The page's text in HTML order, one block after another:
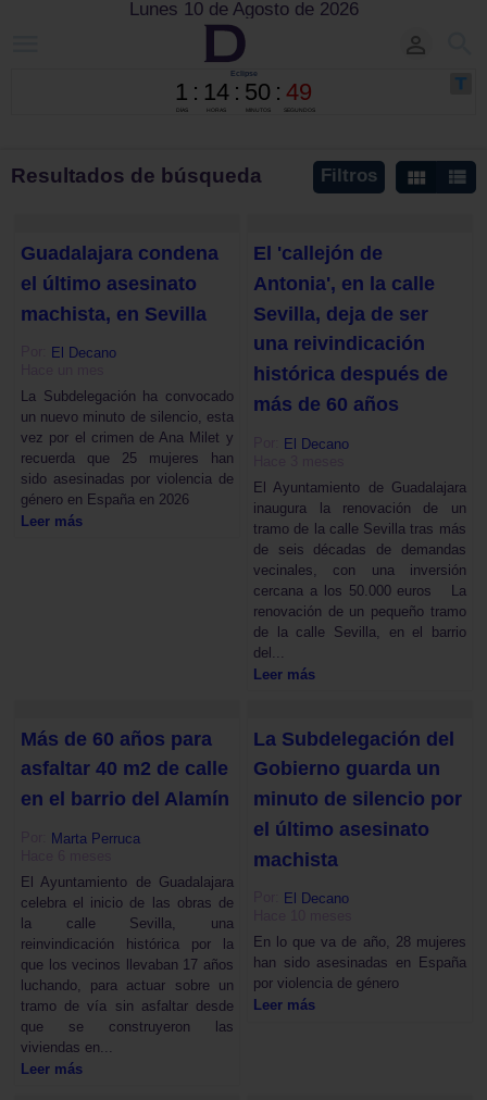
Lunes 10 de Agosto de 2026
Filtros
Resultados de búsqueda
Guadalajara condena
el último asesinato
machista, en Sevilla
El Decano
La Subdelegación ha convocado
un nuevo minuto de silencio, esta
vez por el crimen de Ana Milet y
recuerda que 25 mujeres han
sido asesinadas por violencia de
género en España en 2026
Leer más
El 'callejón de
Antonia', en la calle
Sevilla, deja de ser
una reivindicación
histórica después de
más de 60 años
El Decano
El Ayuntamiento de Guadalajara
inaugura la renovación de un
tramo de la calle Sevilla tras más
de seis décadas de demandas
vecinales, con una inversión
cercana a los 50.000 euros La
renovación de un pequeño tramo
de la calle Sevilla, en el barrio
del...
Leer más
Más de 60 años para
asfaltar 40 m2 de calle
en el barrio del Alamín
Marta Perruca
El Ayuntamiento de Guadalajara
celebra el inicio de las obras de
la calle Sevilla, una
reinvindicación histórica por la
que los vecinos llevaban 17 años
luchando, para actuar sobre un
tramo de vía sin asfaltar desde
que se construyeron las
viviendas en...
Leer más
La Subdelegación del
Gobierno guarda un
minuto de silencio por
el último asesinato
machista
El Decano
En lo que va de año, 28 mujeres
han sido asesinadas en España
por violencia de género
Leer más